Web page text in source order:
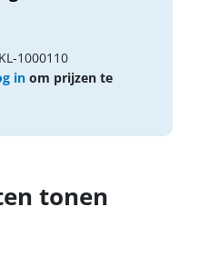
1000110
in om prijzen te
tonen